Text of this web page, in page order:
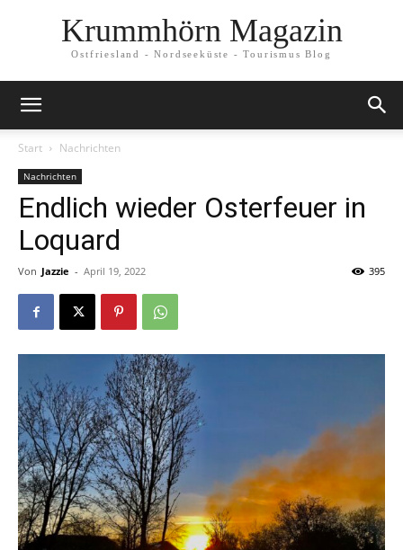
Krummhörn Magazin
Ostfriesland - Nordseeküste - Tourismus Blog
Start Nachrichten
Nachrichten
Endlich wieder Osterfeuer in
Loquard
Von Jazzie - April 19, 2022 395